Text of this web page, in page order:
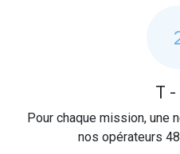
T
Pour chaque mission, une
nos opérateurs